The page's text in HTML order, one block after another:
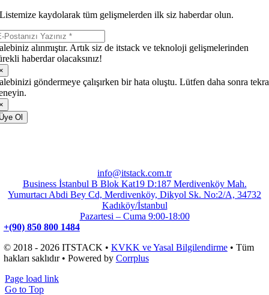
Listemize kaydolarak tüm gelişmelerden ilk siz haberdar olun.
alınmıştır. Artık siz de itstack ve teknoloji gelişmelerinden
haberdar olacaksınız!
göndermeye çalışırken bir hata oluştu. Lütfen daha sonra
Ol
info@itstack.com.tr
Business İstanbul B Blok Kat19 D:187 Merdivenköy Mah.
Yumurtacı Abdi Bey Cd, Merdivenköy, Dikyol Sk. No:2/A, 34732
Kadıköy/İstanbul
Pazartesi – Cuma 9:00-18:00
+(90) 850 800 1484
© 2018 - 2026 ITSTACK • KVKK ve Yasal Bilgilendirme• Tüm
hakları saklıdır • Powered by Corrplus
Page load link
Go to Top